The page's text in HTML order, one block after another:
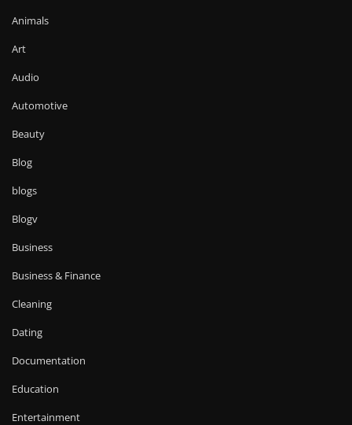
Animals
Art
Audio
Automotive
Beauty
Blog
blogs
Blogv
Business
Business & Finance
Cleaning
Dating
Documentation
Education
Entertainment